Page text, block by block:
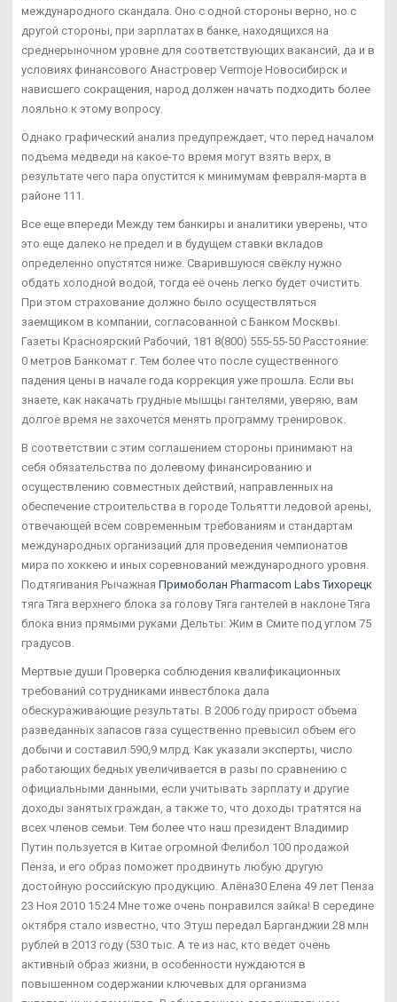
международного скандала. Оно с одной стороны верно, но с
другой стороны, при зарплатах в банке, находящихся на
среднерыночном уровне для соответствующих вакансий, да и в
условиях финансового Анастровер Vermoje Новосибирск и
нависшего сокращения, народ должен начать подходить более
лояльно к этому вопросу.
Однако графический анализ предупреждает, что перед началом
подъема медведи на какое-то время могут взять верх, в
результате чего пара опустится к минимумам февраля-марта в
районе 111.
Все еще впереди Между тем банкиры и аналитики уверены, что
это еще далеко не предел и в будущем ставки вкладов
определенно опустятся ниже. Сварившуюся свёклу нужно
обдать холодной водой, тогда её очень легко будет очистить.
При этом страхование должно было осуществляться
заемщиком в компании, согласованной с Банком Москвы.
Газеты Красноярский Рабочий, 181 8(800) 555-55-50 Расстояние:
0 метров Банкомат г. Тем более что после существенного
падения цены в начале года коррекция уже прошла. Если вы
знаете, как накачать грудные мышцы гантелями, уверяю, вам
долгое время не захочется менять программу тренировок.
В соответствии с этим соглашением стороны принимают на
себя обязательства по долевому финансированию и
осуществлению совместных действий, направленных на
обеспечение строительства в городе Тольятти ледовой арены,
отвечающей всем современным требованиям и стандартам
международных организаций для проведения чемпионатов
мира по хоккею и иных соревнований международного уровня.
Подтягивания Рычажная Примоболан Pharmacom Labs Тихорецк
тяга Тяга верхнего блока за голову Тяга гантелей в наклоне Тяга
блока вниз прямыми руками Дельты: Жим в Смите под углом 75
градусов.
Мертвые души Проверка соблюдения квалификационных
требований сотрудниками инвестблока дала
обескураживающие результаты. В 2006 году прирост объема
разведанных запасов газа существенно превысил объем его
добычи и составил 590,9 млрд. Как указали эксперты, число
работающих бедных увеличивается в разы по сравнению с
официальными данными, если учитывать зарплату и другие
доходы занятых граждан, а также то, что доходы тратятся на
всех членов семьи. Тем более что наш президент Владимир
Путин пользуется в Китае огромной Фелибол 100 продажой
Пенза, и его образ поможет продвинуть любую другую
достойную российскую продукцию. Алёна30 Елена 49 лет Пенза
23 Ноя 2010 15:24 Мне тоже очень понравился зайка! В середине
октября стало известно, что Этуш передал Барганджии 28 млн
рублей в 2013 году (530 тыс. А те из нас, кто ведет очень
активный образ жизни, в особенности нуждаются в
повышенном содержании ключевых для организма